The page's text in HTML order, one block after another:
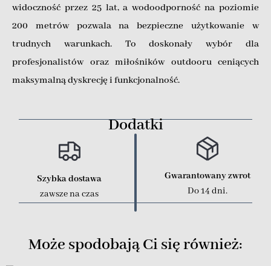
widoczność przez 25 lat, a wodoodporność na poziomie
200 metrów pozwala na bezpieczne użytkowanie w
trudnych warunkach. To doskonały wybór dla
profesjonalistów oraz miłośników outdooru ceniących
maksymalną dyskrecję i funkcjonalność.
Dodatki
Szybka dostawa
zawsze na czas
Gwarantowany zwrot
Do 14 dni.
Może spodobają Ci się również: